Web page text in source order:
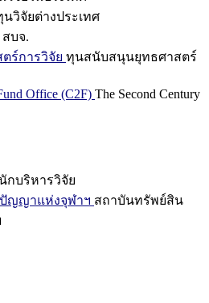
นวิจัยต่างประเทศ
บจ.
ร์การวิจัย ทุนสนับสนุนยุทธศาสตร์
Office (C2F) The Second Century
กบริหารวิจัย
ญญาแห่งจุฬาฯ สถาบันทรัพย์สิน